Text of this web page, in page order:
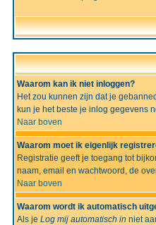
Waarom kan ik niet inloggen?
Het zou kunnen zijn dat je
kun je het beste je inlog gegevens
Naar boven
Waarom moet ik eigenlijk
Registratie geeft je toegang tot
naam, email en wachtwoord, de
Naar boven
Waarom wordt ik automatisch
Als je Log mij automatisch in niet